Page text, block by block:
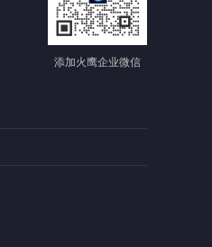
添加火鹰企业微信